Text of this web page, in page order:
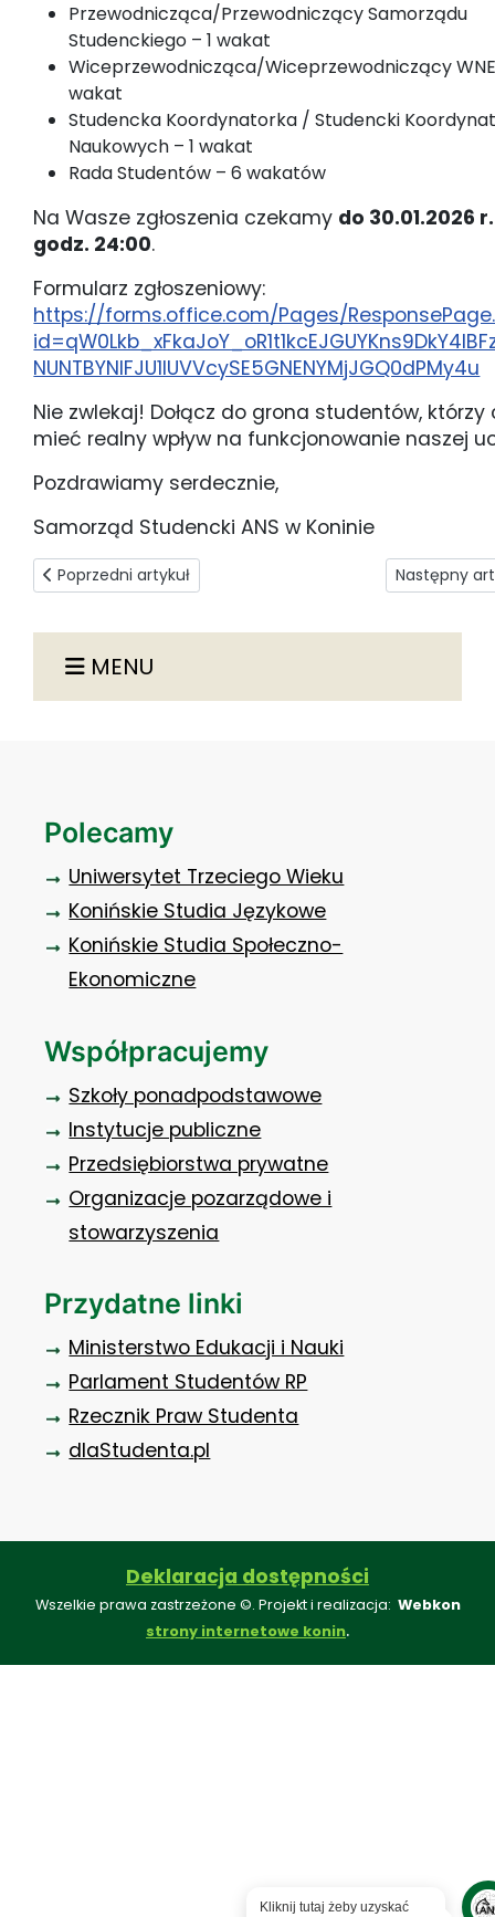
MENU
Przewodnicząca/Przewodniczący Samorządu
Studenckiego – 1 wakat
Wiceprzewodnicząca/Wiceprzewodniczący
wakat
Studencka Koordynatorka / Studencki
Naukowych – 1 wakat
Rada Studentów – 6 wakatów
Na Wasze zgłoszenia czekamy do 30.01.2026
godz. 24:00.
Formularz zgłoszeniowy:
https://forms.office.com/Pages/
NUNTBYNlFJU1lUVVcySE5GNENYMjJGQ0dPMy4u
Nie zwlekaj! Dołącz do grona studentów,
mieć realny wpływ na funkcjonowanie naszej
Pozdrawiamy serdecznie,
Samorząd Studencki ANS w Koninie
Poprzedni artykuł: Aktywizacja zawodowa osób
Poprzedni artykuł Następny
Następny
Polecamy
Uniwersytet Trzeciego Wieku
Konińskie Studia Językowe
Konińskie Studia Społeczno-
Ekonomiczne
Współpracujemy
Szkoły ponadpodstawowe
Instytucje publiczne
Przedsiębiorstwa prywatne
Organizacje pozarządowe i
stowarzyszenia
Przydatne linki
Ministerstwo Edukacji i Nauki
Parlament Studentów RP
Rzecznik Praw Studenta
dlaStudenta.pl
Deklaracja dostępności
Wszelkie prawa zastrzeżone ©. Projekt i realizacja: Webkon
strony internetowe konin.
Kliknij tutaj żeby uzyskać